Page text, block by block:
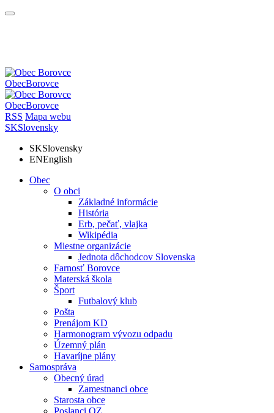
ObecBorovce
ObecBorovce
RSS Mapa webu
SKSlovensky
SKSlovensky
ENEnglish
Obec
O obci
Základné informácie
História
Erb, pečať, vlajka
Wikipédia
Miestne organizácie
Jednota dôchodcov Slovenska
Farnosť Borovce
Materská škola
Šport
Futbalový klub
Pošta
Prenájom KD
Harmonogram vývozu odpadu
Územný plán
Havaríjne plány
Samospráva
Obecný úrad
Zamestnanci obce
Starosta obce
Poslanci OZ